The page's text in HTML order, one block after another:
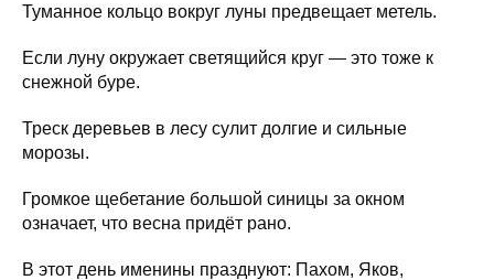
Туманное кольцо вокруг луны предвещает метель.
Если луну окружает светящийся круг — это тоже к
снежной буре.
Треск деревьев в лесу сулит долгие и сильные
морозы.
Громкое щебетание большой синицы за окном
означает, что весна придёт рано.
В этот день именины празднуют: Пахом, Яков,